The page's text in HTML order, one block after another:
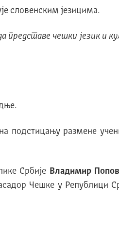
словенским језицима.
представе чешки језик и
подстицању размене
Србије Владимир
Чешке у Републици